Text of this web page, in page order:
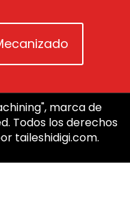
marca de
Todos los derechos
taileshidigi.com.